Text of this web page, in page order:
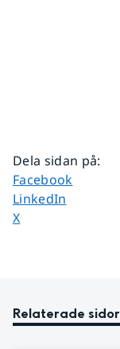
Dela sidan på:
Dela sidan på
Facebook
Dela sidan på
LinkedIn
Dela sidan på
X
Relaterade sidor